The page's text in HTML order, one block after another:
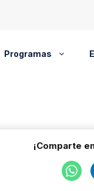
Programas
¡Comparte